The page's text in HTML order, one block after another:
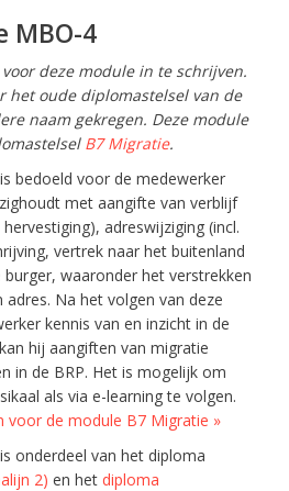
MBO-4
deze module in te schrijven.
het oude diplomastelsel van de
naam gekregen. Deze module
B7 Migratie.
is bedoeld voor de medewerker
met aangifte van verblijf
adreswijziging (incl.
vertrek naar het buitenland
waaronder het verstrekken
Na het volgen van deze
kennis van en inzicht in de
hij aangiften van migratie
in de BRP. Het is mogelijk om
als via e-learning te volgen.
voor de module B7 Migratie »
onderdeel van het diploma
2) en het diploma